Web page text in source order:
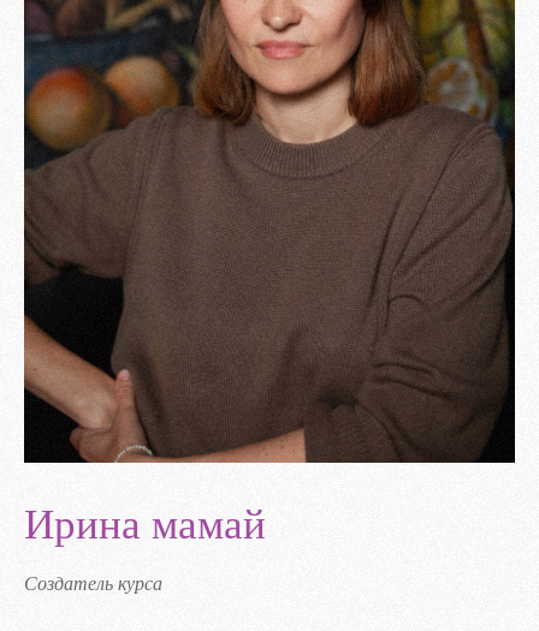
Ирина мамай
Создатель курса